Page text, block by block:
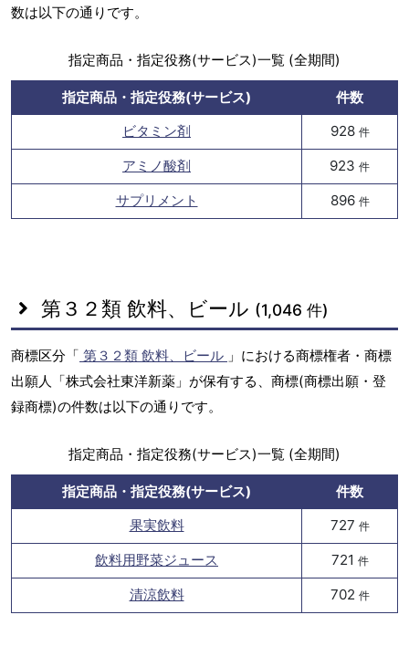
数は以下の通りです。
指定商品・指定役務(サービス)一覧 (全期間)
指定商品・指定役務(サービス)
件数
ビタミン剤
928 件
アミノ酸剤 923 件
サプリメント 896 件
第３２類 飲料、ビール (1,046 件)
商標区分「 第３２類 飲料、ビール 」における商標権者・商標
出願人「株式会社東洋新薬」が保有する、商標(商標出願・登
録商標)の件数は以下の通りです。
指定商品・指定役務(サービス)一覧 (全期間)
指定商品・指定役務(サービス)
件数
果実飲料
727 件
飲料用野菜ジュース 721 件
清涼飲料 702 件